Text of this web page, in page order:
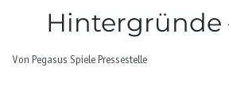
Hintergründe
Von Pegasus Spiele Pressestelle